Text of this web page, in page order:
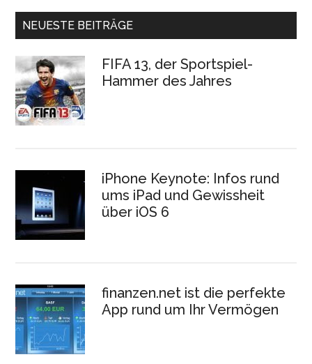
NEUESTE BEITRÄGE
FIFA 13, der Sportspiel-
Hammer des Jahres
iPhone Keynote: Infos rund
ums iPad und Gewissheit
über iOS 6
finanzen.net ist die perfekte
App rund um Ihr Vermögen